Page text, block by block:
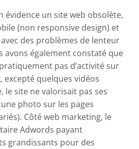
évidence un site web obsolète,
(non responsive design) et
des problèmes de lenteur
avons également constaté que
pas d’activité sur
excepté quelques vidéos
le site ne valorisait pas ses
photo sur les pages
Côté web marketing, le
Adwords payant
grandissants pour des